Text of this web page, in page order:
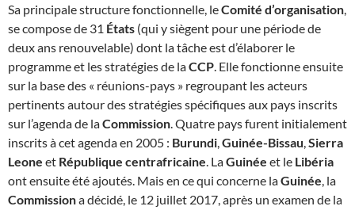
Sa principale structure fonctionnelle, leComité d’organisation,
se compose de 31 États (qui y siègent pour une période de
deux ans renouvelable) dont la tâche est d’élaborer le
programme et les stratégies de laCCP. Elle fonctionne ensuite
sur la base des « réunions-pays » regroupant les acteurs
pertinents autour des stratégies spécifiques aux pays inscrits
sur l’agenda de laCommission. Quatre pays furent initialement
inscrits à cet agenda en 2005 : Burundi,Guinée-Bissau,Sierra
Leone et République centrafricaine. LaGuinée et le Libéria
ont ensuite été ajoutés. Mais en ce qui concerne laGuinée, la
Commissiona décidé, le 12 juillet 2017, après un examen de la